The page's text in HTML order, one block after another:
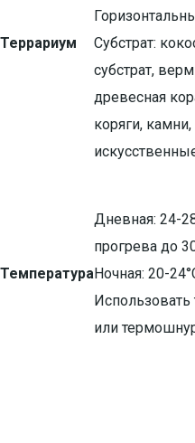
Террариум
Субстрат:
субстрат,
древесная
коряги, камни,
Температура
Дневная: 24-
прогрева до
Ночная: 20-
или